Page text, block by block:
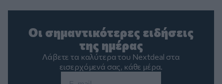
Οι σημαντικότερες ειδήσεις
της ημέρας
Λάβετε τα καλύτερα του Nextdeal στα
εισερχόμενά σας, κάθε μέρα.